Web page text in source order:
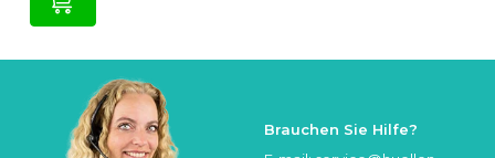
Brauchen Sie Hilfe?